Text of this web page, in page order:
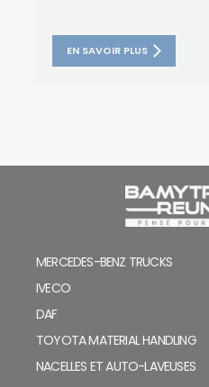
EN SAVOIR PLUS
MERCEDES-BENZ TRUCKS
IVECO
DAF
TOYOTA MATERIAL HANDLING
NACELLES ET AUTO-LAVEUSES